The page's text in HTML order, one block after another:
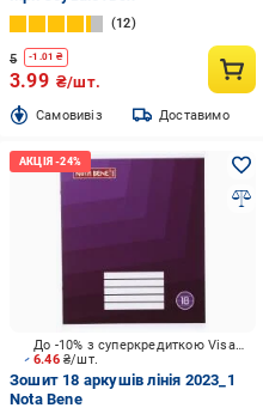
12
5 -1.01 ₴
3.99 ₴/шт.
Cамовивіз Доставимо
6.46 ₴/шт.
До -10% з суперкредиткою Visa Вигода
Зошит 18 аркушів лінія 2023_1
Nota Bene